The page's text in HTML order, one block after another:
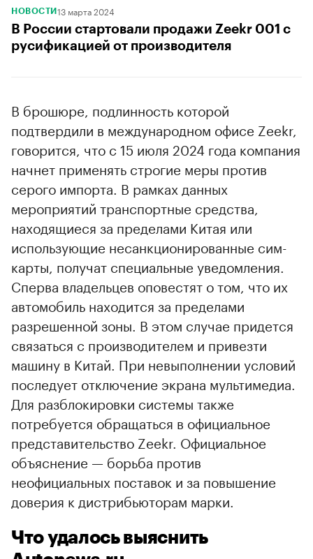
НОВОСТИ 13 марта 2024
В России стартовали продажи Zeekr 001 с
русификацией от производителя
В брошюре, подлинность которой
подтвердили в международном офисе Zeekr,
говорится, что с 15 июля 2024 года компания
начнет применять строгие меры против
серого импорта. В рамках данных
мероприятий транспортные средства,
находящиеся за пределами Китая или
использующие несанкционированные сим-
карты, получат специальные уведомления.
Сперва владельцев оповестят о том, что их
автомобиль находится за пределами
разрешенной зоны. В этом случае придется
связаться с производителем и привезти
машину в Китай. При невыполнении условий
последует отключение экрана мультимедиа.
Для разблокировки системы также
потребуется обращаться в официальное
представительство Zeekr. Официальное
объяснение — борьба против
неофициальных поставок и за повышение
доверия к дистрибьюторам марки.
Что удалось выяснить